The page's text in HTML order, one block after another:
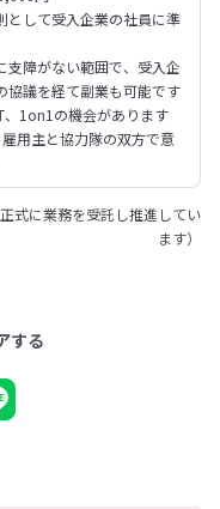
として受入企業の社員に準
支障がない範囲で、受入企
協議を経て副業も可能です
、1on1の機会があります
用主と協力隊の双方で意
式に業務を受託し推進してい
ます）
する